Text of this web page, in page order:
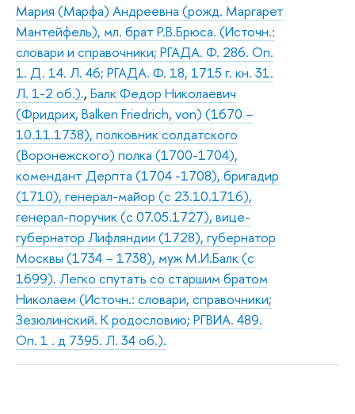
Мария (Марфа) Андреевна (рожд. Маргарет
Мантейфель), мл. брат Р.В.Брюса. (Источн.:
словари и справочники; РГАДА. Ф. 286. Оп.
1. Д. 14. Л. 46; РГАДА. Ф. 18, 1715 г. кн. 31.
Л. 1-2 об.)., Балк Федор Николаевич
(Фридрих, Balken Friedrich, von) (1670 –
10.11.1738), полковник солдатского
(Воронежского) полка (1700-1704),
комендант Дерпта (1704 -1708), бригадир
(1710), генерал-майор (с 23.10.1716),
генерал-поручик (с 07.05.1727), вице-
губернатор Лифляндии (1728), губернатор
Москвы (1734 – 1738), муж М.И.Балк (с
1699). Легко спутать со старшим братом
Николаем (Источн.: словари, справочники;
Зезюлинский. К родословию; РГВИА. 489.
Оп. 1 . д 7395. Л. 34 об.).